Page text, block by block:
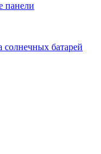
панели
батарей